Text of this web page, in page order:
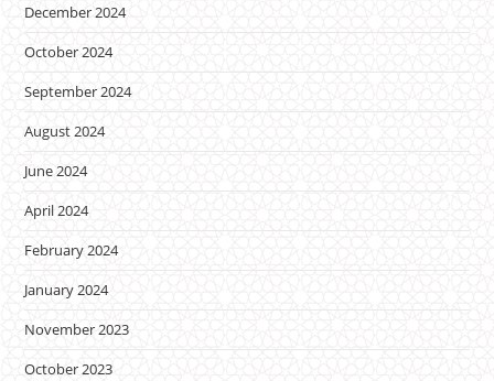
December 2024
October 2024
September 2024
August 2024
June 2024
April 2024
February 2024
January 2024
November 2023
October 2023